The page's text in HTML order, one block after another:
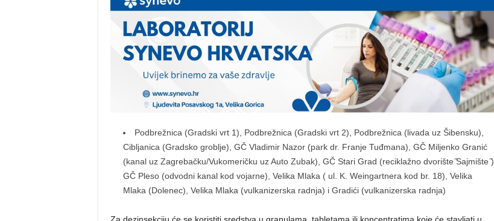
Podbrežnica (Gradski vrt 1), Podbrežnica (Gradski vrt 2), Podbrežnica (livada uz Šibensku),
Cibljanica (Gradsko groblje), GČ Vladimir Nazor (park dr. Franje Tuđmana), GČ Miljenko Granić
(kanal uz Zagrebačku/Vukomeričku uz Auto Zubak), GČ Stari Grad (reciklažno dvorište ̋Sajmište ̋),
GČ Pleso (odvodni kanal kod vojarne), Velika Mlaka ( ul. K. Weingartnera kod br. 18), Velika
Mlaka (Dolenec), Velika Mlaka (vulkanizerska radnja) i Gradići (vulkanizerska radnja)